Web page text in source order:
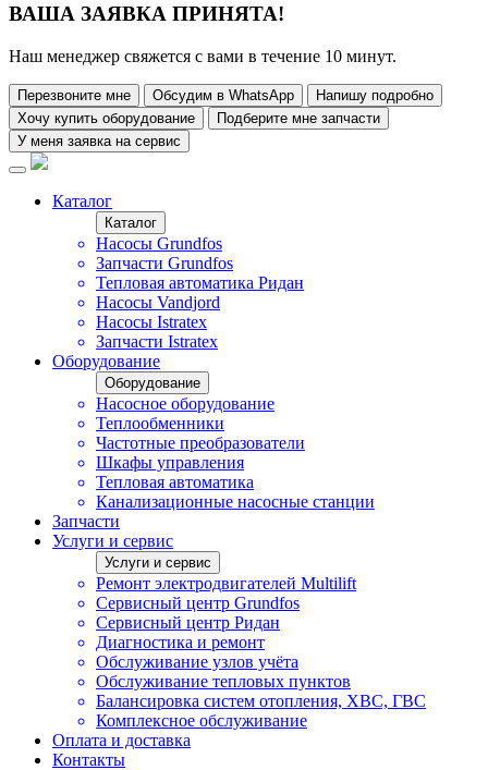
ВАША ЗАЯВКА ПРИНЯТА!
Наш менеджер свяжется с вами в течение 10 минут.
Перезвоните мне Обсудим в WhatsApp
Напишу подробно
Хочу купить оборудование
Подберите мне запчасти
У меня заявка на сервис
Каталог
Каталог
Насосы Grundfos
Запчасти Grundfos
Тепловая автоматика Ридан
Насосы Vandjord
Насосы Istratex
Запчасти Istratex
Оборудование
Оборудование
Насосное оборудование
Теплообменники
Частотные преобразователи
Шкафы управления
Тепловая автоматика
Канализационные насосные станции
Запчасти
Услуги и сервис
Услуги и сервис
Ремонт электродвигателей Multilift
Сервисный центр Grundfos
Сервисный центр Ридан
Диагностика и ремонт
Обслуживание узлов учёта
Обслуживание тепловых пунктов
Балансировка систем отопления, ХВС, ГВС
Комплексное обслуживание
Оплата и доставка
Контакты